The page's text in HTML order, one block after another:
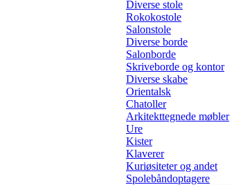
Diverse stole
Rokokostole
Salonstole
Diverse borde
Salonborde
Skriveborde og kontor
Diverse skabe
Orientalsk
Chatoller
Arkitekttegnede møbler
Ure
Kister
Klaverer
Kuriøsiteter og andet
Spolebåndoptagere